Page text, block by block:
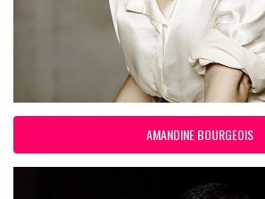
AMANDINE BOURGEOIS